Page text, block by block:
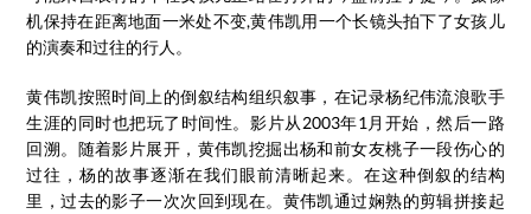
机保持在距离地面一米处不变,黄伟凯用一个长镜头拍下了女孩儿
的演奏和过往的行人。
黄伟凯按照时间上的倒叙结构组织叙事，在记录杨纪伟流浪歌手
生涯的同时也把玩了时间性。影片从2003年1月开始，然后一路
回溯。随着影片展开，黄伟凯挖掘出杨和前女友桃子一段伤心的
过往，杨的故事逐渐在我们眼前清晰起来。在这种倒叙的结构
里，过去的影子一次次回到现在。黄伟凯通过娴熟的剪辑拼接起